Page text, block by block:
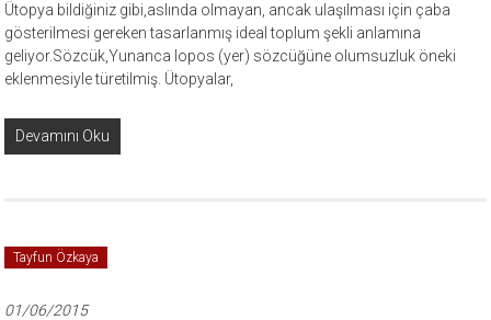
Ütopya bildiğiniz gibi,aslında olmayan, ancak ulaşılması için çaba
gösterilmesi gereken tasarlanmış ideal toplum şekli anlamına
geliyor.Sözcük,Yunanca lopos (yer) sözcüğüne olumsuzluk öneki
eklenmesiyle türetilmiş. Ütopyalar,
Devamını Oku
Tayfun Özkaya
01/06/2015